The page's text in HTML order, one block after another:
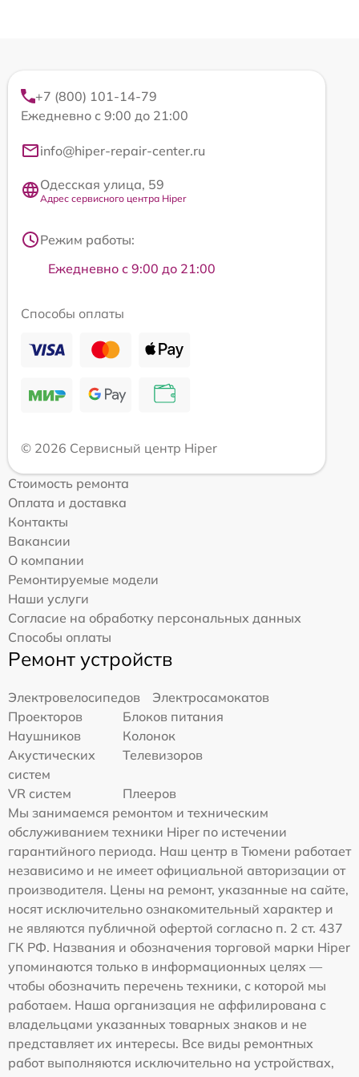
+7 (800) 101-14-79
Ежедневно с 9:00 до 21:00
info@hiper-repair-center.ru
Одесская улица, 59
Адрес сервисного центра Hiper
Режим работы:
Ежедневно с 9:00 до 21:00
Способы оплаты
© 2026 Сервисный центр Hiper
Стоимость ремонта
Оплата и доставка
Контакты
Вакансии
О компании
Ремонтируемые модели
Наши услуги
Согласие на обработку персональных данных
Способы оплаты
Ремонт устройств
Электровелосипедов
Электросамокатов
Проекторов
Блоков питания
Наушников
Колонок
Акустических
систем
Телевизоров
VR систем
Плееров
Мы занимаемся ремонтом и техническим
обслуживанием техники Hiper по истечении
гарантийного периода. Наш центр в Тюмени работает
независимо и не имеет официальной авторизации от
производителя. Цены на ремонт, указанные на сайте,
носят исключительно ознакомительный характер и
не являются публичной офертой согласно п. 2 ст. 437
ГК РФ. Названия и обозначения торговой марки Hiper
упоминаются только в информационных целях —
чтобы обозначить перечень техники, с которой мы
работаем. Наша организация не аффилирована с
владельцами указанных товарных знаков и не
представляет их интересы. Все виды ремонтных
работ выполняются исключительно на устройствах,